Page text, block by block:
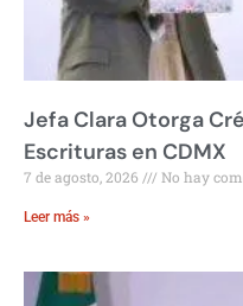
Jefa Clara Otorga
Escrituras en CDMX
7 de agosto, 2026 No hay
Leer más »